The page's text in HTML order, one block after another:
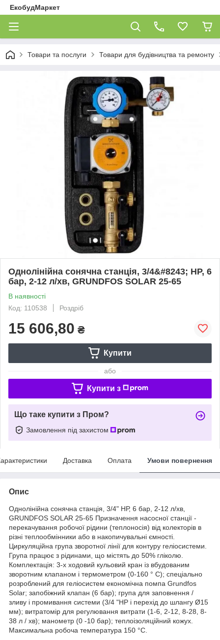
ЕкобудМаркет
Товари та послуги Товари для будівництва та ремонту
Однолінійна сонячна станція, 3/4&#8243; НР, 6
бар, 2-12 л/хв, GRUNDFOS SOLAR 25-65
В наявності
Код: 110538
Роздріб
15 606,80 ₴
Купити
або
Купити з
Що таке купити з Пром?
Замовлення під захистом
Доставка Оплата Умови повернення
Опис
Однолінійна сонячна станція, 3/4" НР, 6 бар, 2-12 л/хв,
GRUNDFOS SOLAR 25-65 Призначення насосної станції -
перекачування робочої рідини (теплоносія) від колекторів в
різні теплообмінники або в накопичувальні ємності.
Циркуляційна група зворотної лінії для контуру геліосистеми.
Група працює з рідинами, що містять до 50% гліколю.
Комплектація: 3-х ходовий кульовий кран із вбудованим
зворотним клапаном і термометром (0-160 ° С); спеціально
розроблений для геліосистем економічна помпа Grundfos
Solar; запобіжний клапан (6 бар); група для заповнення /
зливу і промивання системи (3/4 "НР і перехід до шлангу Ø15
мм); витратомір для регулювання витрати (1-6, 2-12, 8-28, 8-
38 л / хв); манометр (0 -10 бар); теплоізоляційний кожух.
Максимальна робоча температура 150 °C.